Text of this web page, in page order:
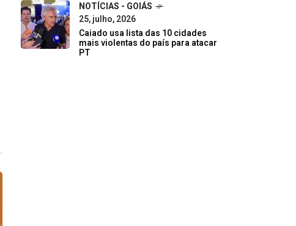
NOTÍCIAS - GOIÁS
25, julho, 2026
Caiado usa lista das 10 cidades
mais violentas do país para atacar
PT